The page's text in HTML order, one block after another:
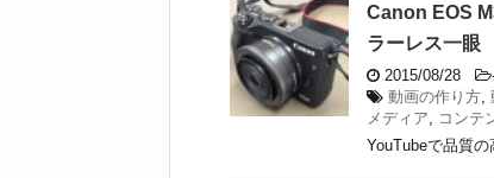
Canon EOS
ラーレス一眼
2015/08/28
動画の作り方
メディア
コンテ
YouTubeで品質